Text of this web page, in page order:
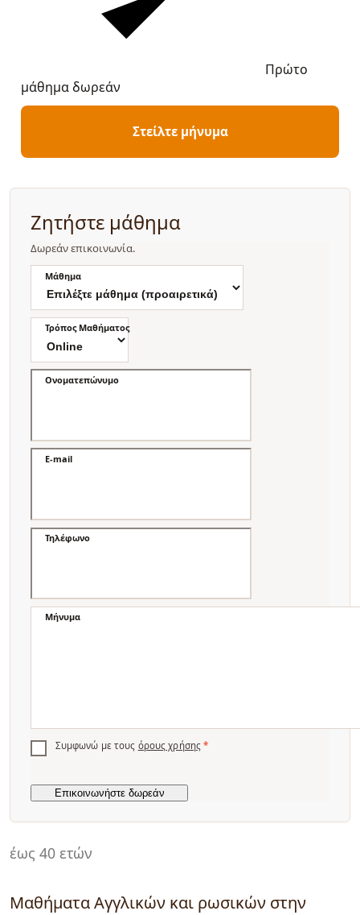
έως 40 ετών
Μαθήματα Αγγλικών και ρωσικών στην
Πρώτο
μάθημα δωρεάν
Στείλτε μήνυμα
Ζητήστε μάθημα
Δωρεάν επικοινωνία.
Μάθημα
Τρόπος Μαθήματος
Ονοματεπώνυμο
E-mail
Τηλέφωνο
Μήνυμα
Συμφωνώ με τους όρους χρήσης *